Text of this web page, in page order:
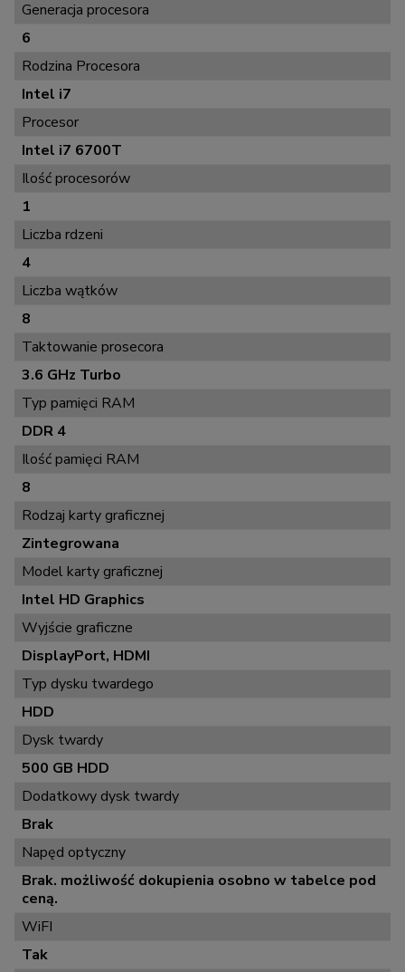
Generacja procesora
6
Rodzina Procesora
Intel i7
Procesor
Intel i7 6700T
Ilość procesorów
1
Liczba rdzeni
4
Liczba wątków
8
Taktowanie prosecora
3.6 GHz Turbo
Typ pamięci RAM
DDR 4
Ilość pamięci RAM
8
Rodzaj karty graficznej
Zintegrowana
Model karty graficznej
Intel HD Graphics
Wyjście graficzne
DisplayPort, HDMI
Typ dysku twardego
HDD
Dysk twardy
500 GB HDD
Dodatkowy dysk twardy
Brak
Napęd optyczny
Brak. możliwość dokupienia osobno w tabelce pod
ceną.
WiFI
Tak